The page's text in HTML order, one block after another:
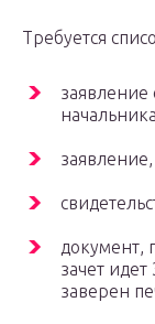
Требуется
заявление
документ,
зачет
заверен